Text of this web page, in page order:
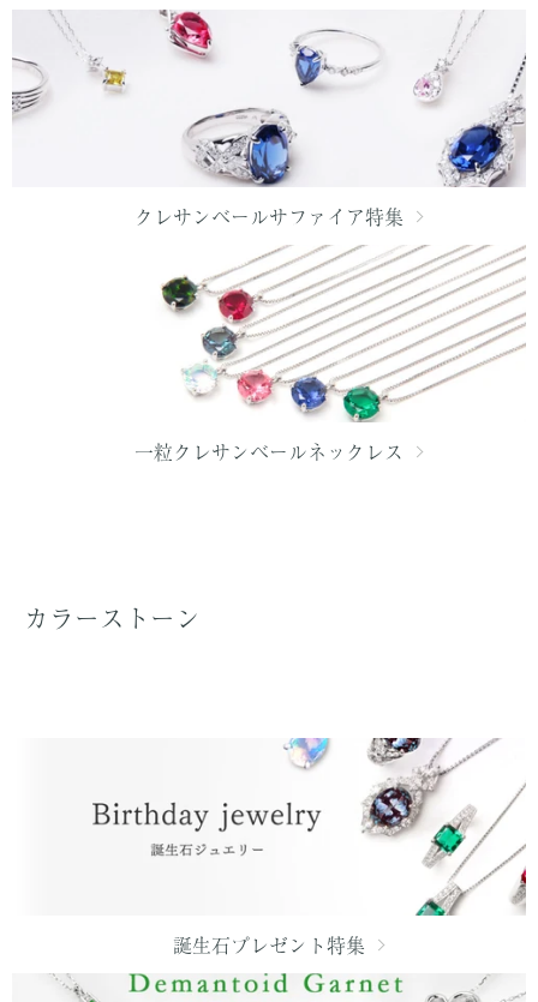
クレサンベールサファイア特集
一粒クレサンベールネックレス
カラーストーン
誕生石プレゼント特集